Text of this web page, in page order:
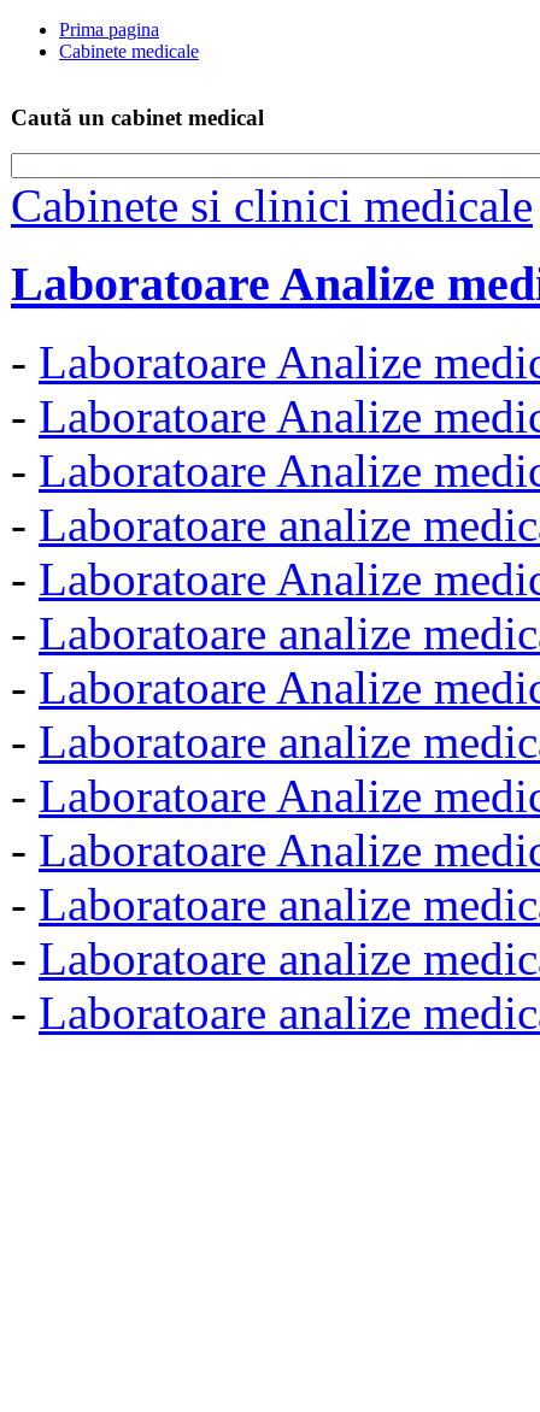
Prima pagina
Cabinete medicale
Caută un cabinet medical
Cabinete si clinici medicale
Laboratoare Analize
- Laboratoare Analize
- Laboratoare Analize
- Laboratoare Analize
- Laboratoare analize
- Laboratoare Analize
- Laboratoare analize
- Laboratoare Analize
- Laboratoare analize
- Laboratoare Analize
- Laboratoare Analize
- Laboratoare analize
- Laboratoare analize
- Laboratoare analize